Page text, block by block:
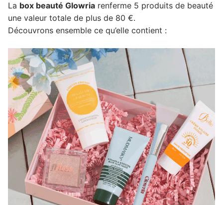
La box beauté Glowria renferme 5 produits de beauté
une valeur totale de plus de 80 €.
Découvrons ensemble ce qu’elle contient :